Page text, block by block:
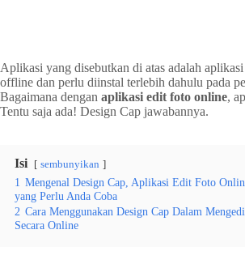
Aplikasi yang disebutkan di atas adalah
offline dan perlu diinstal terlebih dahulu pada
Bagaimana dengan aplikasi edit foto online,
Tentu saja ada! Design Cap jawabannya.
Isi sembunyikan
1 Mengenal Design Cap, Aplikasi Edit Foto
yang Perlu Anda Coba
2 Cara Menggunakan Design Cap Dalam
Secara Online